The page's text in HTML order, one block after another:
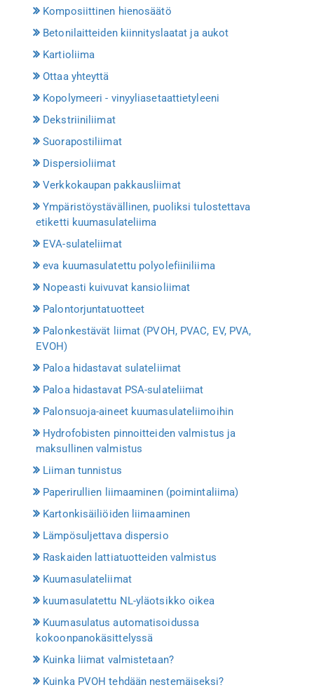
Komposiittinen hienosäätö
Betonilaitteiden kiinnityslaatat ja aukot
Kartioliima
Ottaa yhteyttä
Kopolymeeri - vinyyliasetaattietyleeni
Dekstriiniliimat
Suorapostiliimat
Dispersioliimat
Verkkokaupan pakkausliimat
Ympäristöystävällinen, puoliksi tulostettava
etiketti kuumasulateliima
EVA-sulateliimat
eva kuumasulatettu polyolefiiniliima
Nopeasti kuivuvat kansioliimat
Palontorjuntatuotteet
Palonkestävät liimat (PVOH, PVAC, EV, PVA,
EVOH)
Paloa hidastavat sulateliimat
Paloa hidastavat PSA-sulateliimat
Palonsuoja-aineet kuumasulateliimoihin
Hydrofobisten pinnoitteiden valmistus ja
maksullinen valmistus
Liiman tunnistus
Paperirullien liimaaminen (poimintaliima)
Kartonkisäiliöiden liimaaminen
Lämpösuljettava dispersio
Raskaiden lattiatuotteiden valmistus
Kuumasulateliimat
kuumasulatettu NL-yläotsikko oikea
Kuumasulatus automatisoidussa
kokoonpanokäsittelyssä
Kuinka liimat valmistetaan?
Kuinka PVOH tehdään nestemäiseksi?